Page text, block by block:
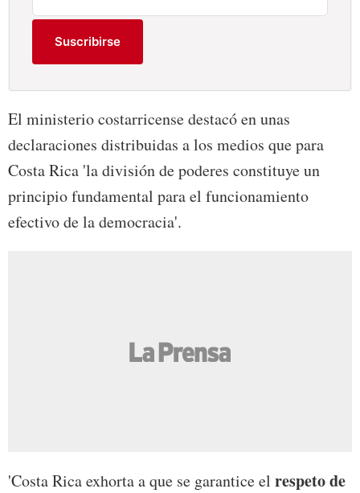
Suscribirse
El ministerio costarricense destacó en unas
declaraciones distribuidas a los medios que para
Costa Rica 'la división de poderes constituye un
principio fundamental para el funcionamiento
efectivo de la democracia'.
'Costa Rica exhorta a que se garantice el respeto de